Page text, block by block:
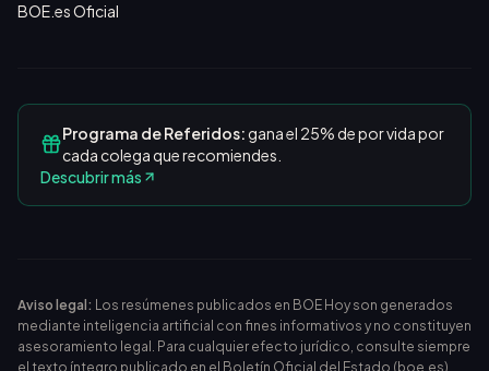
BOE.es Oficial
Programa de Referidos:gana el 25% de por vida por
cada colega que recomiendes.
Descubrir más
Aviso legal: Los resúmenes publicados en BOE Hoy son generados
mediante inteligencia artificial con fines informativos y no constituyen
asesoramiento legal. Para cualquier efecto jurídico, consulte siempre
el texto íntegro publicado en el Boletín Oficial del Estado (boe.es)